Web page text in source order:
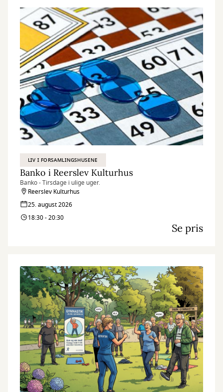
LIV I FORSAMLINGSHUSENE
Banko i Reerslev Kulturhus
Banko - Tirsdage i ulige uger.
Reerslev Kulturhus
25. august 2026
18:30 - 20:30
Se pris